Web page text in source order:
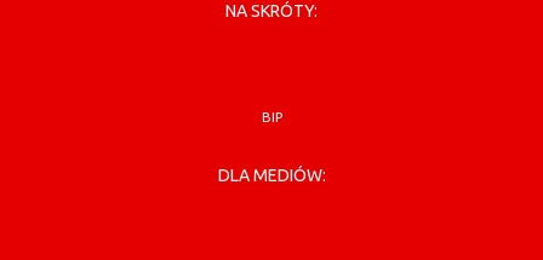
NA SKRÓTY:
BIP
DLA MEDIÓW: